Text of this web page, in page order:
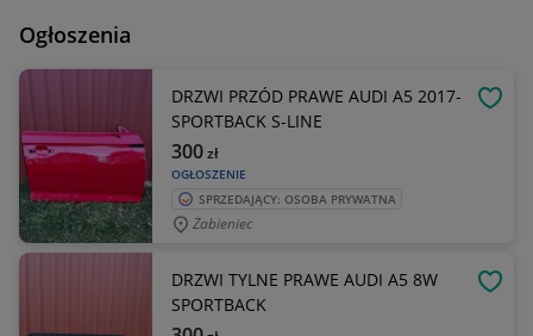
Ogłoszenia
DRZWI PRZÓD PRAWE AUDI A5 2017-
SPORTBACK S-LINE
OGŁOSZENIE
300zł
SPRZEDAJĄCY: OSOBA PRYWATNA
Żabieniec
DRZWI TYLNE PRAWE AUDI A5 8W
SPORTBACK